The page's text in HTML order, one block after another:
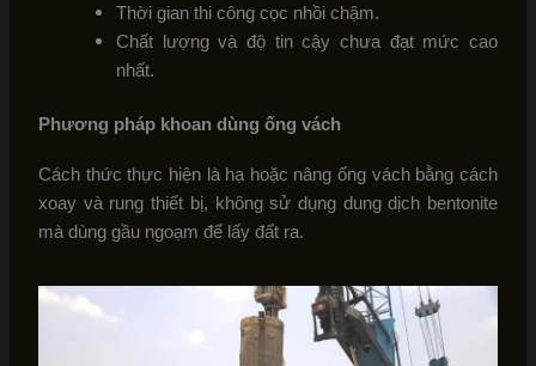
Thời gian thi công cọc nhồi chậm.
Chất lượng và độ tin cậy chưa đạt mức cao
nhất.
Phương pháp khoan dùng ống vách
Cách thức thực hiện là hạ hoặc nâng ống vách bằng cách
xoay và rung thiết bị, không sử dụng dung dịch bentonite
mà dùng gầu ngoạm để lấy đất ra.